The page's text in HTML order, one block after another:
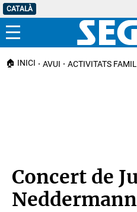
CATALÀ
Menú
🏠 INICI AVUI ACTIVITATS
Concert de
Neddermann